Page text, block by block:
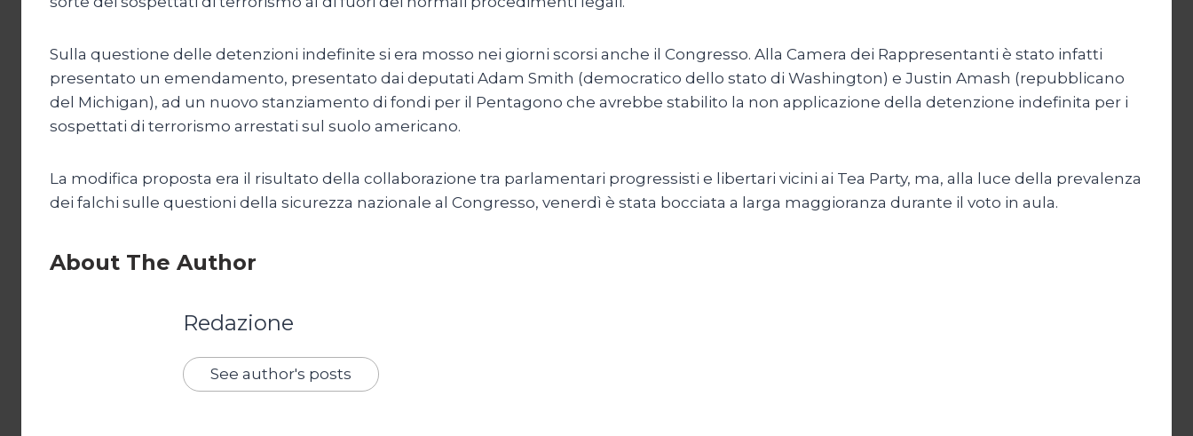
Sulla questione delle detenzioni indefinite si era mosso nei giorni scorsi anche il Congresso. Alla Camera dei Rappresentanti è stato infatti
presentato un emendamento, presentato dai deputati Adam Smith (democratico dello stato di Washington) e Justin Amash (repubblicano
del Michigan), ad un nuovo stanziamento di fondi per il Pentagono che avrebbe stabilito la non applicazione della detenzione indefinita per i
sospettati di terrorismo arrestati sul suolo americano.
La modifica proposta era il risultato della collaborazione tra parlamentari progressisti e libertari vicini ai Tea Party, ma, alla luce della prevalenza
dei falchi sulle questioni della sicurezza nazionale al Congresso, venerdì è stata bocciata a larga maggioranza durante il voto in aula.
About The Author
Redazione
See author's posts